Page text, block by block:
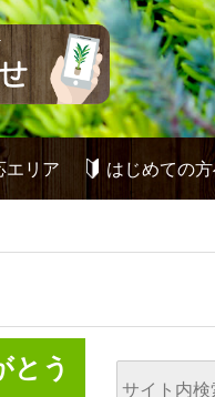
エリア はじめての
とう